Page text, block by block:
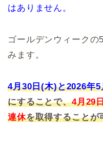
はありません。
ゴールデンウィーク
みます。
4月30日(木)と2026年
にすることで、4月29
連休を取得することが